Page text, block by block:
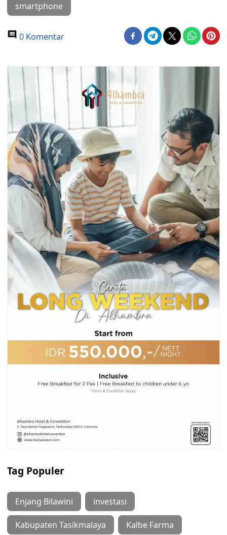
smartphone
0 Komentar
Tag Populer
Enjang Bilawini investasi
Kabupaten Tasikmalaya Kalbe Farma